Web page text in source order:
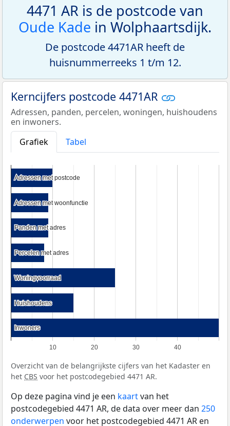
4471 AR is de postcode van
Oude Kade in Wolphaartsdijk.
De postcode 4471AR heeft de
huisnummerreeks 1 t/m 12.
Kerncijfers postcode 4471AR
Adressen, panden, percelen, woningen, huishoudens
en inwoners.
Grafiek
Tabel
10 20 30 40
Adressen met postcode
Adressen met postcode
Adressen met woonfunctie
Adressen met woonfunctie
Panden met adres
Panden met adres
Percelen met adres
Percelen met adres
Woningvoorraad
Woningvoorraad
Huishoudens
Huishoudens
Inwoners
Inwoners
Overzicht van de belangrijkste cijfers van het Kadaster en
het CBS voor het postcodegebied 4471 AR.
Op deze pagina vind je een kaartvan het
postcodegebied 4471 AR, de data over meer dan 250
onderwerpen voor het postcodegebied 4471 AR en